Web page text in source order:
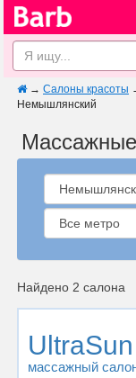
→ Салоны красоты
Немышлянский
Найдено 2 салона
UltraSun
массажный